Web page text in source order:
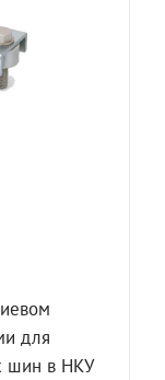
для
шин в НКУ